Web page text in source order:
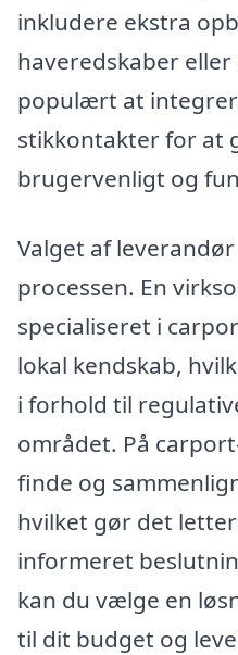
inkludere ekstra
haveredskaber eller
populært at
stikkontakter for at
brugervenligt og
Valget af
processen. En
specialiseret i
lokal kendskab,
i forhold til
området. På
finde og
hvilket gør det
informeret
kan du vælge en
til dit budget og